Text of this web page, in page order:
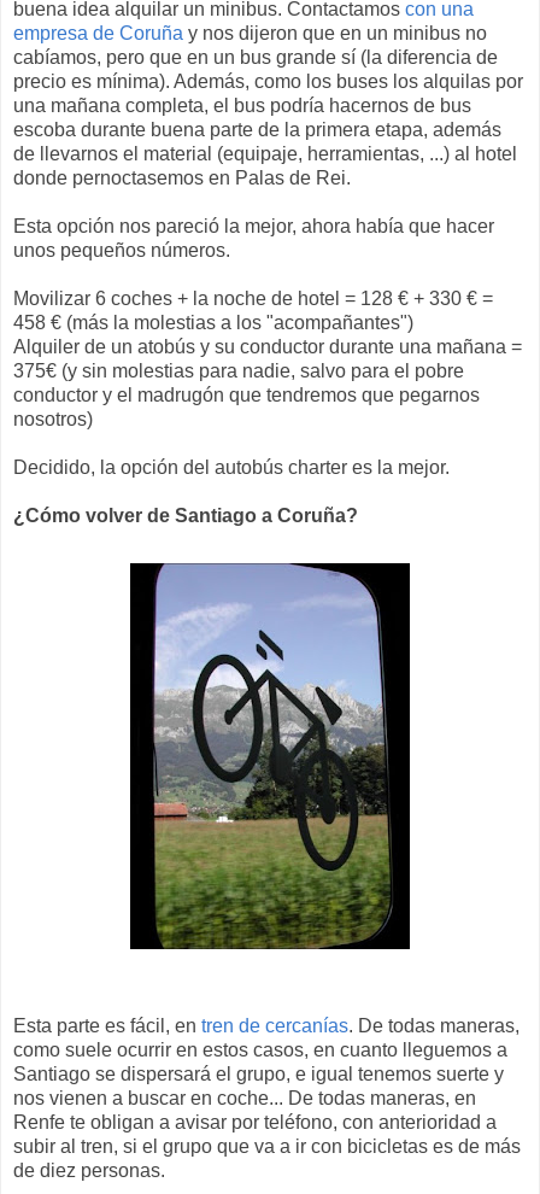
buena idea alquilar un minibus. Contactamos con una
empresa de Coruña y nos dijeron que en un minibus no
cabíamos, pero que en un bus grande sí (la diferencia de
precio es mínima). Además, como los buses los alquilas por
una mañana completa, el bus podría hacernos de bus
escoba durante buena parte de la primera etapa, además
de llevarnos el material (equipaje, herramientas, ...) al hotel
donde pernoctasemos en Palas de Rei.
Esta opción nos pareció la mejor, ahora había que hacer
unos pequeños números.
Movilizar 6 coches + la noche de hotel = 128 € + 330 € =
458 € (más la molestias a los "acompañantes")
Alquiler de un atobús y su conductor durante una mañana =
375€ (y sin molestias para nadie, salvo para el pobre
conductor y el madrugón que tendremos que pegarnos
nosotros)
Decidido, la opción del autobús charter es la mejor.
¿Cómo volver de Santiago a Coruña?
Esta parte es fácil, en tren de cercanías. De todas maneras,
como suele ocurrir en estos casos, en cuanto lleguemos a
Santiago se dispersará el grupo, e igual tenemos suerte y
nos vienen a buscar en coche... De todas maneras, en
Renfe te obligan a avisar por teléfono, con anterioridad a
subir al tren, si el grupo que va a ir con bicicletas es de más
de diez personas.